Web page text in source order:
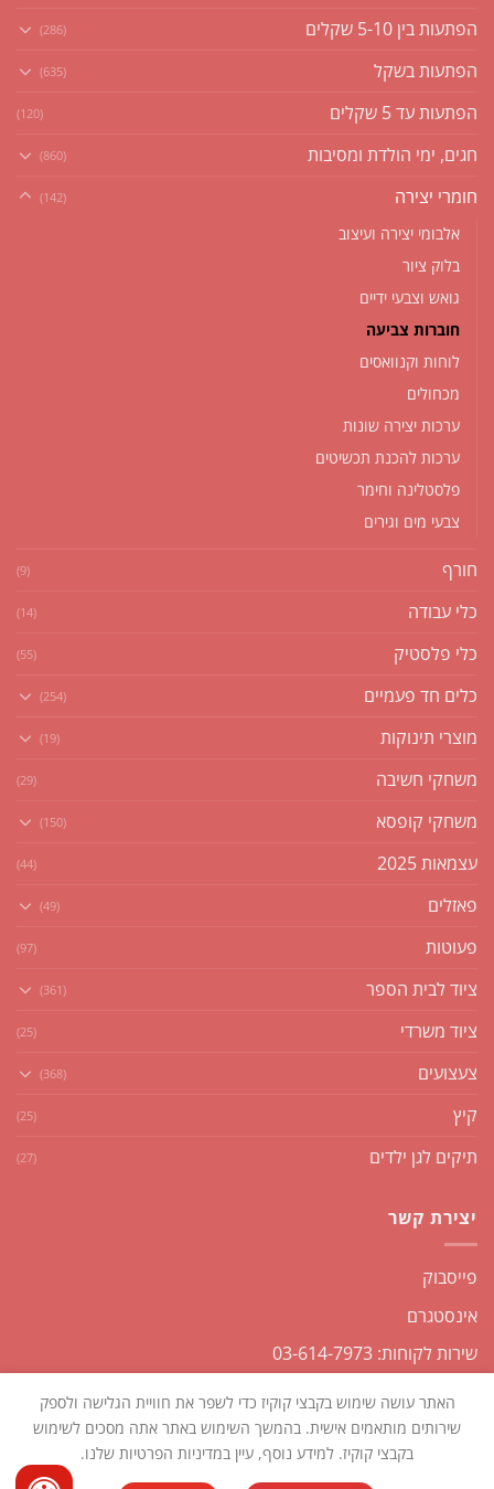
הפתעות בין 5-10 שקלים (286)
הפתעות בשקל (635)
הפתעות עד 5 שקלים (120)
חגים, ימי הולדת ומסיבות (860)
חומרי יצירה (142)
אלבומי יצירה ועיצוב
בלוק ציור
גואש וצבעי ידיים
חוברות צביעה
לוחות וקנוואסים
מכחולים
ערכות יצירה שונות
ערכות להכנת תכשיטים
פלסטלינה וחימר
צבעי מים וגירים
חורף (9)
כלי עבודה (14)
כלי פלסטיק (55)
כלים חד פעמיים (254)
מוצרי תינוקות (19)
משחקי חשיבה (29)
משחקי קופסא (150)
עצמאות 2025 (44)
פאזלים (49)
פעוטות (97)
ציוד לבית הספר (361)
ציוד משרדי (25)
צעצועים (368)
קיץ (25)
תיקים לגן ילדים (27)
יצירת קשר
פייסבוק
אינסטגרם
שירות לקוחות: 03-614-7973
כל הזכויות שמורות2026 © שקליקו| נבנה ומנוהל על ידי WEmanage -
האתר עושה שימוש בקבצי קוקיז כדי לשפר את חוויית הגלישה ולספק
שירותים מותאמים אישית. בהמשך השימוש באתר אתה מסכים לשימוש
בקבצי קוקיז. למידע נוסף, עיין במדיניות הפרטיות שלנו.